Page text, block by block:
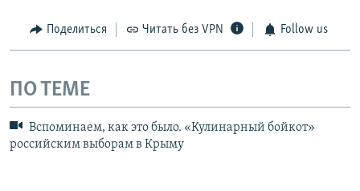
Поделиться Читать без VPN Follow us
ПО ТЕМЕ
Вспоминаем, как это было. «Кулинарный бойкот»
российским выборам в Крыму